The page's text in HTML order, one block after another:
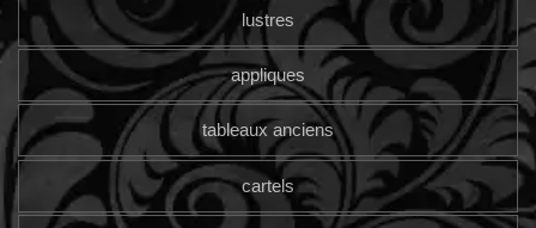
lustres
appliques
tableaux anciens
cartels